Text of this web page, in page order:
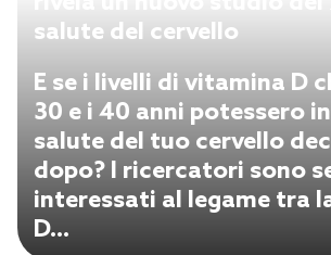
salute del cervello
E se i livelli di vitamina D
30 e i 40 anni potessero
salute del tuo cervello
dopo? I ricercatori sono
interessati al legame tra
D...